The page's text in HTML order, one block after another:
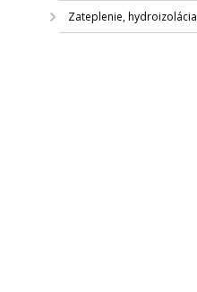
Zateplenie, hydroizolácia